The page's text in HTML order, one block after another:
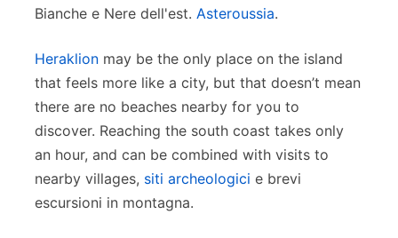
Bianche e Nere dell'est. Asteroussia.
Heraklion may be the only place on the island
that feels more like a city, but that doesn’t mean
there are no beaches nearby for you to
discover. Reaching the south coast takes only
an hour, and can be combined with visits to
nearby villages, siti archeologici e brevi
escursioni in montagna.